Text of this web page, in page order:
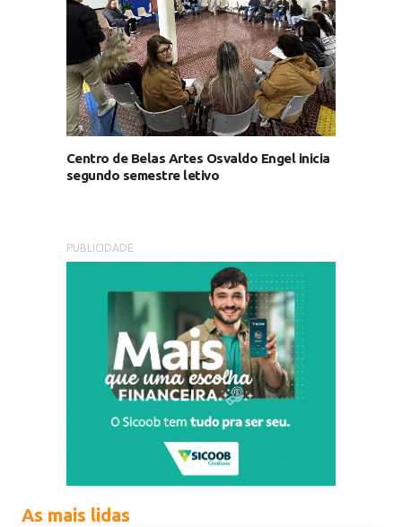
Centro de Belas Artes Osvaldo Engel inicia
segundo semestre letivo
PUBLICIDADE
As mais lidas